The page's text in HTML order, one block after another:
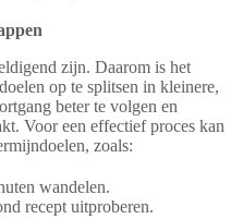
zijn. Daarom is het
op te splitsen in kleinere,
beter te volgen en
Voor een effectief proces kan
zoals:
wandelen.
recept uitproberen.